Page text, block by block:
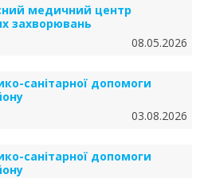
медичний центр
захворювань
08.05.2026
санітарної допомоги
03.08.2026
санітарної допомоги